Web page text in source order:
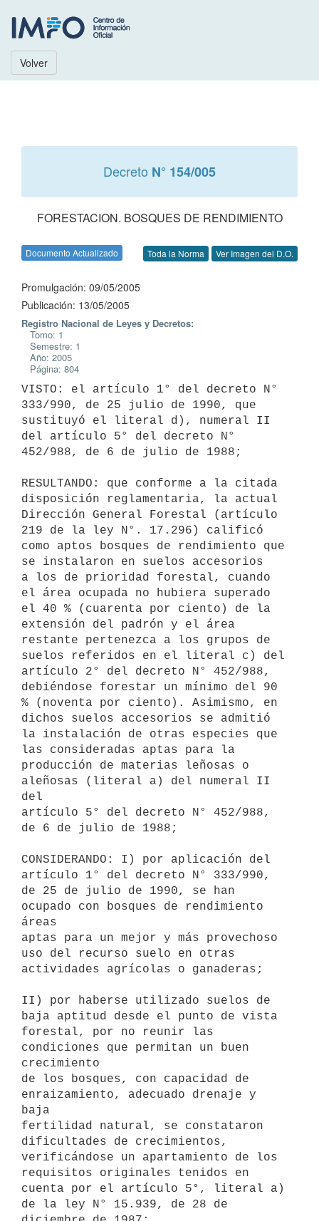
Volver
Decreto N° 154/005
FORESTACION. BOSQUES DE RENDIMIENTO
Documento Actualizado Toda la Norma Ver Imagen del D.O.
Promulgación: 09/05/2005
Publicación: 13/05/2005
Registro Nacional de Leyes y Decretos:
Tomo: 1
Semestre: 1
Año: 2005
Página: 804
VISTO: el artículo 1° del decreto N°
333/990, de 25 julio de 1990, que
sustituyó el literal d), numeral II
del artículo 5° del decreto N°
452/988, de 6 de julio de 1988;
RESULTANDO: que conforme a la citada
disposición reglamentaria, la actual
Dirección General Forestal (artículo
219 de la ley N°. 17.296) calificó
como aptos bosques de rendimiento que
se instalaron en suelos accesorios
a los de prioridad forestal, cuando
el área ocupada no hubiera superado
el 40 % (cuarenta por ciento) de la
extensión del padrón y el área
restante pertenezca a los grupos de
suelos referidos en el literal c) del
artículo 2° del decreto N° 452/988,
debiéndose forestar un mínimo del 90
% (noventa por ciento). Asimismo, en
dichos suelos accesorios se admitió
la instalación de otras especies que
las consideradas aptas para la
producción de materias leñosas o
aleñosas (literal a) del numeral II
del
artículo 5° del decreto N° 452/988,
de 6 de julio de 1988;
CONSIDERANDO: I) por aplicación del
artículo 1° del decreto N° 333/990,
de 25 de julio de 1990, se han
ocupado con bosques de rendimiento
áreas
aptas para un mejor y más provechoso
uso del recurso suelo en otras
actividades agrícolas o ganaderas;
II) por haberse utilizado suelos de
baja aptitud desde el punto de vista
forestal, por no reunir las
condiciones que permitan un buen
crecimiento
de los bosques, con capacidad de
enraizamiento, adecuado drenaje y
baja
fertilidad natural, se constataron
dificultades de crecimientos,
verificándose un apartamiento de los
requisitos originales tenidos en
cuenta por el artículo 5°, literal a)
de la ley N° 15.939, de 28 de